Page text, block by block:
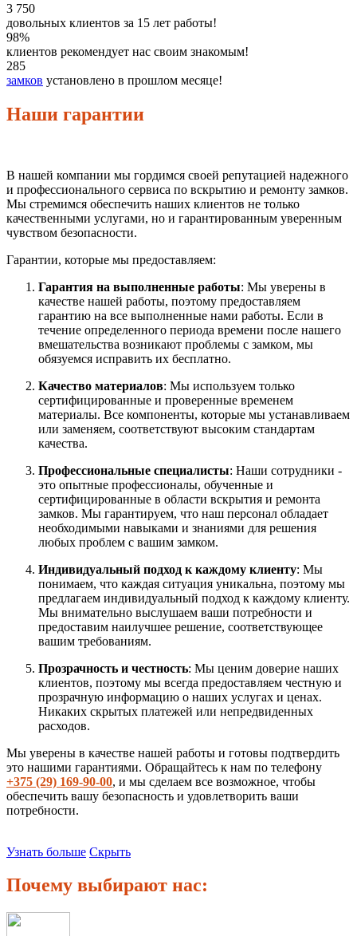
3 750
довольных клиентов за 15 лет работы!
98%
клиентов рекомендует нас своим знакомым!
285
замков установлено в прошлом месяце!
Наши гарантии
В нашей компании мы гордимся своей репутацией надежного
и профессионального сервиса по вскрытию и ремонту замков.
Мы стремимся обеспечить наших клиентов не только
качественными услугами, но и гарантированным уверенным
чувством безопасности.
Гарантии, которые мы предоставляем:
Гарантия на выполненные работы: Мы уверены в
качестве нашей работы, поэтому предоставляем
гарантию на все выполненные нами работы. Если в
течение определенного периода времени после нашего
вмешательства возникают проблемы с замком, мы
обязуемся исправить их бесплатно.
Качество материалов: Мы используем только
сертифицированные и проверенные временем
материалы. Все компоненты, которые мы устанавливаем
или заменяем, соответствуют высоким стандартам
качества.
Профессиональные специалисты: Наши сотрудники -
это опытные профессионалы, обученные и
сертифицированные в области вскрытия и ремонта
замков. Мы гарантируем, что наш персонал обладает
необходимыми навыками и знаниями для решения
любых проблем с вашим замком.
Индивидуальный подход к каждому клиенту: Мы
понимаем, что каждая ситуация уникальна, поэтому мы
предлагаем индивидуальный подход к каждому клиенту.
Мы внимательно выслушаем ваши потребности и
предоставим наилучшее решение, соответствующее
вашим требованиям.
Прозрачность и честность: Мы ценим доверие наших
клиентов, поэтому мы всегда предоставляем честную и
прозрачную информацию о наших услугах и ценах.
Никаких скрытых платежей или непредвиденных
расходов.
Мы уверены в качестве нашей работы и готовы подтвердить
это нашими гарантиями. Обращайтесь к нам по телефону
+375 (29) 169-90-00, и мы сделаем все возможное, чтобы
обеспечить вашу безопасность и удовлетворить ваши
потребности.
Узнать больше Скрыть
Почему выбирают нас: